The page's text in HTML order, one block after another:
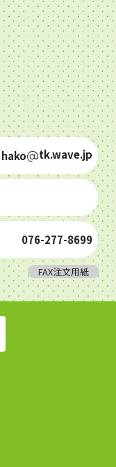
hako tk.wave.jp
076-277-8699
FAX注文用紙